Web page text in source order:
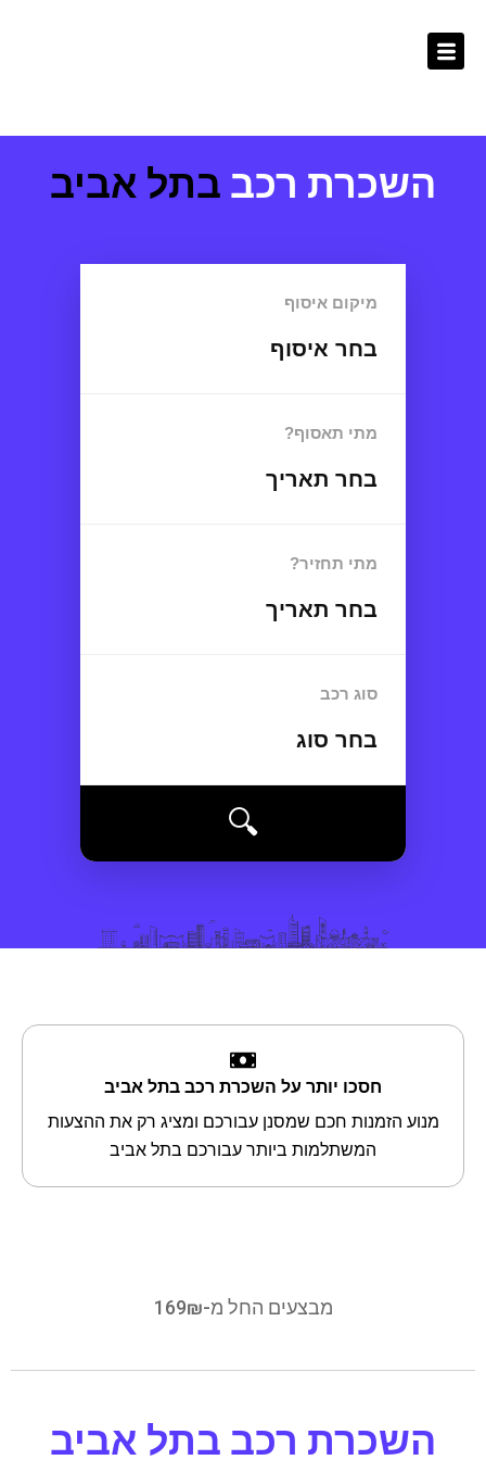
לתוכן
השכרת רכב בתל אביב
מיקום איסוף
בחר איסוף
מתי תאסוף?
בחר תאריך
מתי תחזיר?
בחר תאריך
סוג רכב
בחר סוג
🔍
חסכו יותר על השכרת רכב בתל אביב
מנוע הזמנות חכם שמסנן עבורכם ומציג רק את ההצעות
המשתלמות ביותר עבורכם בתל אביב
מבצעים החל מ-169₪
השכרת רכב בתל אביב